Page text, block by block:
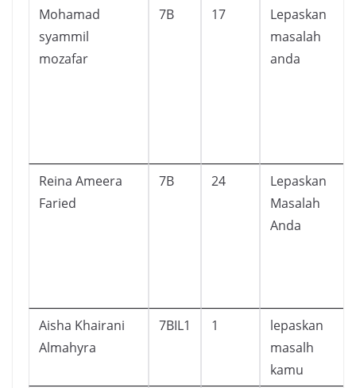
Mohamad
syammil
mozafar
7B 17
Lepaskan
masalah
anda
Reina Ameera
Faried
7B 24
Lepaskan
Masalah
Anda
Aisha Khairani
Almahyra
7BIL1 1
lepaskan
masalh
kamu